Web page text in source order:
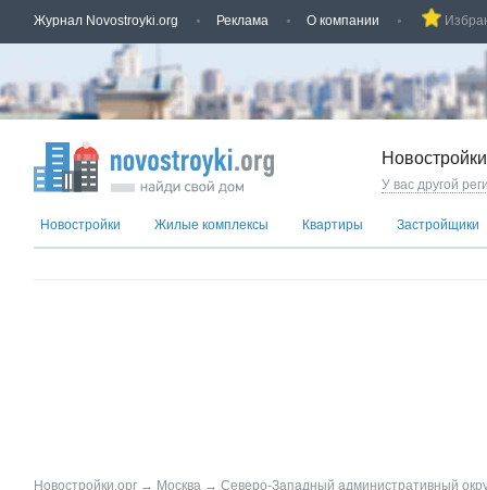
Журнал Novostroyki.org Реклама О компании
У вас другой
Новостройки Жилые комплексы Квартиры Застройщики
Новостройки.орг → Москва → Северо-Западный административный